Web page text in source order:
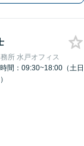
所 水戸オフィス
間：09:30~18:00（土日